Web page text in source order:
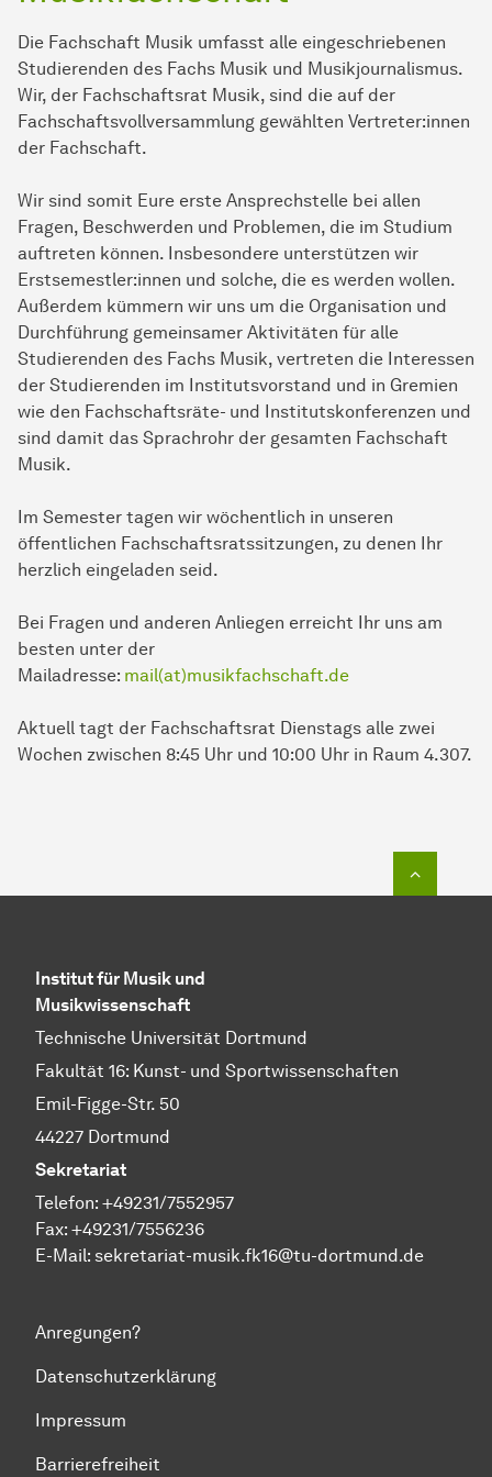
Die Fachschaft Musik umfasst alle eingeschriebenen
Studierenden des Fachs Musik und Musikjournalismus.
Wir, der Fachschaftsrat Musik, sind die auf der
Fachschaftsvollversammlung gewählten Vertreter:innen
der Fachschaft.
Wir sind somit Eure erste Ansprechstelle bei allen
Fragen, Beschwerden und Problemen, die im Studium
auftreten können. Insbesondere unterstützen wir
Erstsemestler:innen und solche, die es werden wollen.
Außerdem kümmern wir uns um die Organisation und
Durchführung gemeinsamer Aktivitäten für alle
Studierenden des Fachs Musik, vertreten die Interessen
der Studierenden im Institutsvorstand und in Gremien
wie den Fachschaftsräte- und Institutskonferenzen und
sind damit das Sprachrohr der gesamten Fachschaft
Musik.
Im Semester tagen wir wöchentlich in unseren
öffentlichen Fachschaftsratssitzungen, zu denen Ihr
herzlich eingeladen seid.
Bei Fragen und anderen Anliegen erreicht Ihr uns am
besten unter der
Mailadresse: mail(at)musikfachschaft.de
Aktuell tagt der Fachschaftsrat Dienstags alle zwei
Wochen zwischen 8:45 Uhr und 10:00 Uhr in Raum 4.307.
Institut für Musik und
Musikwissenschaft
Technische Universität Dortmund
Fakultät 16: Kunst- und Sportwissenschaften
Emil-Figge-Str. 50
44227 Dortmund
Sekretariat
Telefon: +49231/7552957
Fax: +49231/7556236
E-Mail: sekretariat-musik.fk16@tu-dortmund.de
Anregungen?
Datenschutzerklärung
Impressum
Barrierefreiheit